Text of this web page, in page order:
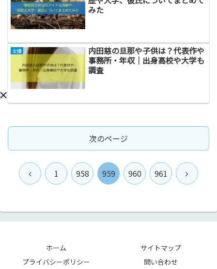
みた
女優
内田慈の旦那や子供は？代表作や
事務所・年収｜出身高校や大学も
調査
次のページ
前
1 958 959 960 961
次
ホーム
サイトマップ
プライバシーポリシー
問い合わせ